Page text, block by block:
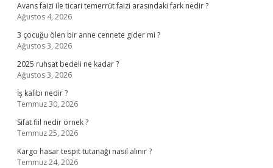
Avans faizi ile ticari temerrüt faizi arasındaki fark nedir ?
Ağustos 4, 2026
3 çocuğu ölen bir anne cennete gider mi ?
Ağustos 3, 2026
2025 ruhsat bedeli ne kadar ?
Ağustos 3, 2026
İş kalıbı nedir ?
Temmuz 30, 2026
Sifat fiil nedir örnek ?
Temmuz 25, 2026
Kargo hasar tespit tutanağı nasıl alınır ?
Temmuz 24, 2026